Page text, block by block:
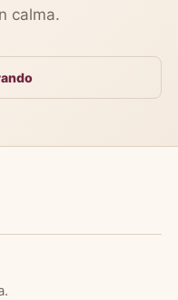
calma.